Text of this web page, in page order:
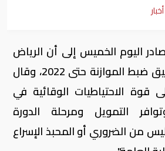
أخبار
اليوم الخميس إلى أن الرياض
بإمكانها تأجيل تحقيق ضبط الموازنة حتى 2022، وقال
قوة الاحتياطيات الوقائية في
التمويل ومرحلة الدورة
ليس من الضروري أو المحبذ الإسراع